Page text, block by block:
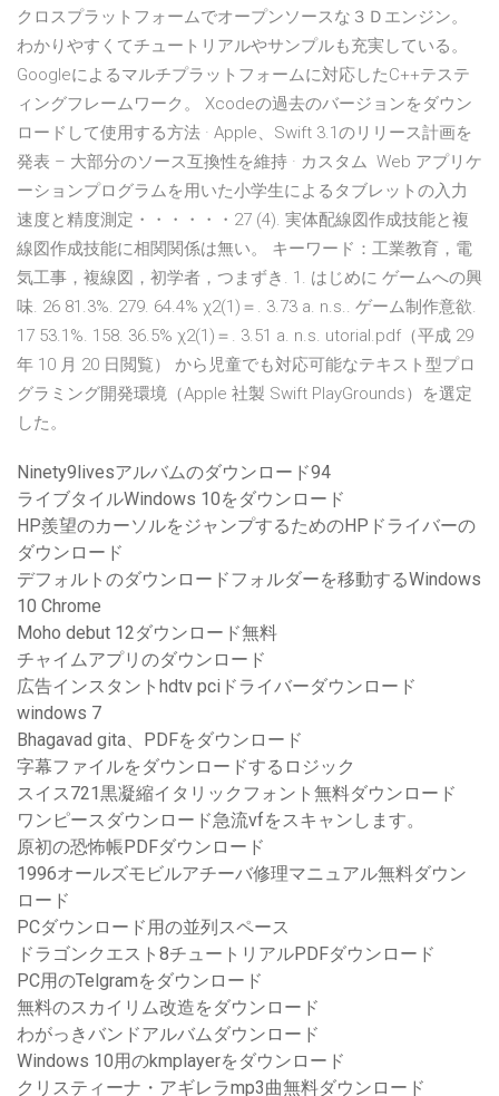
クロスプラットフォームでオープンソースな３Ｄエンジン。
わかりやすくてチュートリアルやサンプルも充実している。
Googleによるマルチプラットフォームに対応したC++テステ
ィングフレームワーク。 Xcodeの過去のバージョンをダウン
ロードして使用する方法 · Apple、Swift 3.1のリリース計画を
発表 – 大部分のソース互換性を維持 · カスタム Web アプリケ
ーションプログラムを用いた小学生によるタブレットの入力
速度と精度測定・・・・・・27 (4). 実体配線図作成技能と複
線図作成技能に相関関係は無い。 キーワード：工業教育，電
気工事，複線図，初学者，つまずき. 1. はじめに ゲームへの興
味. 26 81.3%. 279. 64.4% χ2(1)＝. 3.73 a. n.s.. ゲーム制作意欲.
17 53.1%. 158. 36.5% χ2(1)＝. 3.51 a. n.s. utorial.pdf（平成 29
年 10 月 20 日閲覧） から児童でも対応可能なテキスト型プロ
グラミング開発環境（Apple 社製 Swift PlayGrounds）を選定
した。
Ninety9livesアルバムのダウンロード94
ライブタイルWindows 10をダウンロード
HP羨望のカーソルをジャンプするためのHPドライバーの
ダウンロード
デフォルトのダウンロードフォルダーを移動するWindows
10 Chrome
Moho debut 12ダウンロード無料
チャイムアプリのダウンロード
広告インスタントhdtv pciドライバーダウンロード
windows 7
Bhagavad gita、PDFをダウンロード
字幕ファイルをダウンロードするロジック
スイス721黒凝縮イタリックフォント無料ダウンロード
ワンピースダウンロード急流vfをスキャンします。
原初の恐怖帳PDFダウンロード
1996オールズモビルアチーバ修理マニュアル無料ダウン
ロード
PCダウンロード用の並列スペース
ドラゴンクエスト8チュートリアルPDFダウンロード
PC用のTelgramをダウンロード
無料のスカイリム改造をダウンロード
わがっきバンドアルバムダウンロード
Windows 10用のkmplayerをダウンロード
クリスティーナ・アギレラmp3曲無料ダウンロード